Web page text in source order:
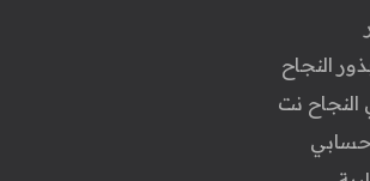
النجاح
نت
حسابي